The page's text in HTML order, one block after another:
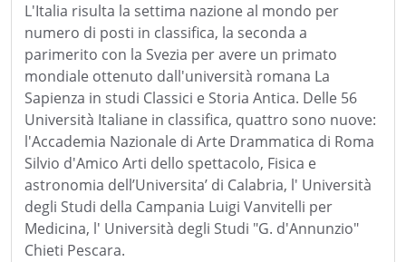
L'Italia risulta la settima nazione al mondo per
numero di posti in classifica, la seconda a
parimerito con la Svezia per avere un primato
mondiale ottenuto dall'università romana La
Sapienza in studi Classici e Storia Antica. Delle 56
Università Italiane in classifica, quattro sono nuove:
l'Accademia Nazionale di Arte Drammatica di Roma
Silvio d'Amico Arti dello spettacolo, Fisica e
astronomia dell’Universita’ di Calabria, l' Università
degli Studi della Campania Luigi Vanvitelli per
Medicina, l' Università degli Studi "G. d'Annunzio"
Chieti Pescara.